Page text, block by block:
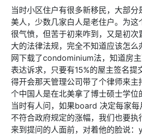
当时小区住户有很多新移民，大部分
美人，少数几家白人是老住户。为这
很气愤，但苦于初来咋到，又是初次
大的法律法规，完全不知道应该怎么
网下载了condominium法，知道房
表达诉求，只要有15%的屋主签名
得开会那天管理公司带了个律师来主
个中国人是在北美拿了博士硕士学位
当时有人问，如果board 决定每家
不符合政府规定的涨幅，我们也要执
来到提问的人面前，对着他的脸说